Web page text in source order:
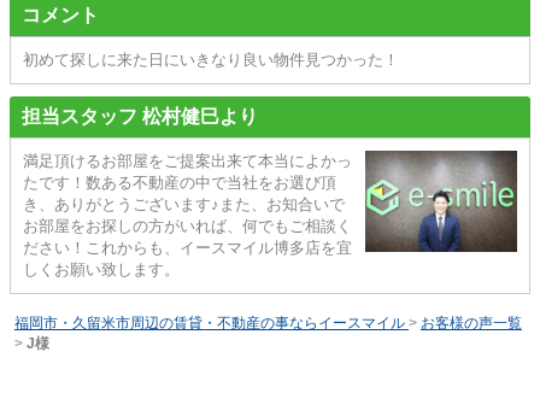
コメント
初めて探しに来た日にいきなり良い物件見つかった！
担当スタッフ 松村健巳より
満足頂けるお部屋をご提案出来て本当によかっ
たです！数ある不動産の中で当社をお選び頂
き、ありがとうございます♪また、お知合いで
お部屋をお探しの方がいれば、何でもご相談く
ださい！これからも、イースマイル博多店を宜
しくお願い致します。
福岡市・久留米市周辺の賃貸・不動産の事ならイースマイル > お客様の声一覧
> J様